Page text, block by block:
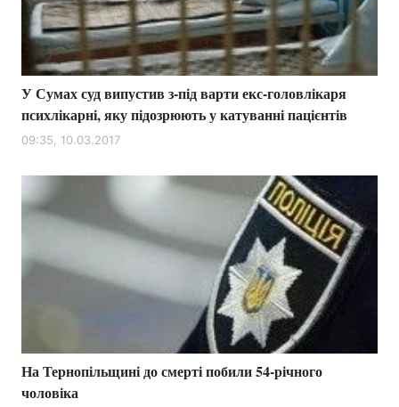
У Сумах суд випустив з-під варти екс-головлікаря
психлікарні, яку підозрюють у катуванні пацієнтів
09:35, 10.03.2017
На Тернопільщині до смерті побили 54-річного
чоловіка